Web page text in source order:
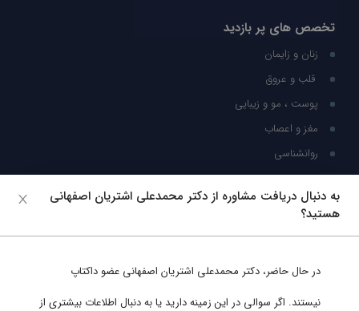
تخصص های پر بازدید
زنان و زایمان
قلب و عروق
پوست ، مو و زیبایی
مغز و اعصاب
روانشناسی
شبکه های اجتماعی
ما را در شبکه های اجتماعی دنبال کنید
به دنبال دریافت مشاوره از دکتر محمدعلی اشتریان اصفهانی
هستید؟
در حال حاضر، دکتر محمدعلی اشتریان اصفهانی عضو داکتاپ
نیستند. اگر سوالی در این زمینه دارید یا به دنبال اطلاعات بیشتری از